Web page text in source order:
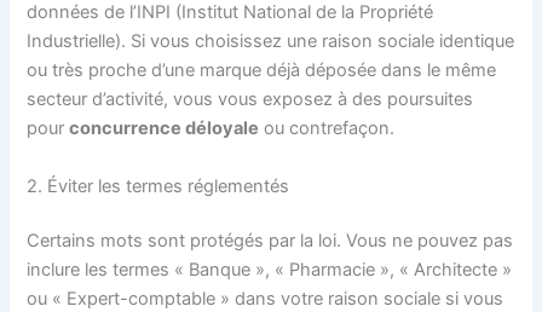
données de l’INPI (Institut National de la Propriété
Industrielle). Si vous choisissez une raison sociale identique
ou très proche d’une marque déjà déposée dans le même
secteur d’activité, vous vous exposez à des poursuites
pourconcurrence déloyale ou contrefaçon.
2. Éviter les termes réglementés
Certains mots sont protégés par la loi. Vous ne pouvez pas
inclure les termes « Banque », « Pharmacie », « Architecte »
ou « Expert-comptable » dans votre raison sociale si vous